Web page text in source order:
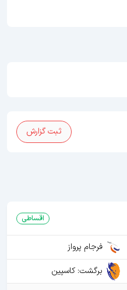
ثبت گزارش
اقساطی
فرجام پرواز
برگشت: کاسپین